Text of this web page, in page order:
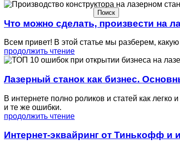
Поиск
Что можно сделать, произвести на
Всем привет! В этой статье мы разберем,
продолжить чтение
Лазерный станок как бизнес.
В интернете полно роликов и статей как
и те же ошибки.
продолжить чтение
Интернет-эквайринг от Тинькофф и